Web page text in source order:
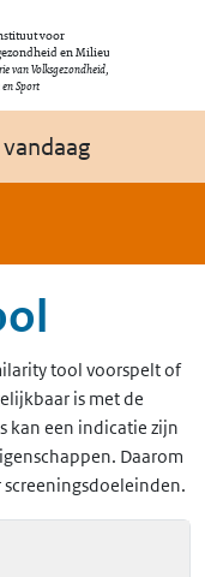
voor
en Milieu
van Volksgezondheid,
Sport
tool voorspelt of
is met de
kan een indicatie zijn
Daarom